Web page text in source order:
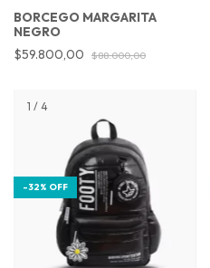
BORCEGO MARGARITA
NEGRO
$59.800,00
$88.000,00
1 / 4
-32% OFF